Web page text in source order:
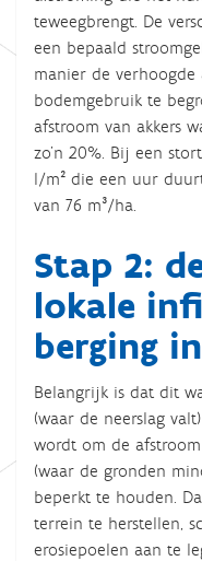
teweegbrengt. De
een bepaald
manier de
bodemgebruik te
afstroom van akkers
zo’n 20%. Bij een
l/m² die een uur
van 76 m³/ha.
Stap 2:
lokale
berging
Belangrijk is dat dit
(waar de neerslag
wordt om de
(waar de gronden
beperkt te houden.
terrein te herstellen,
erosiepoelen aan te